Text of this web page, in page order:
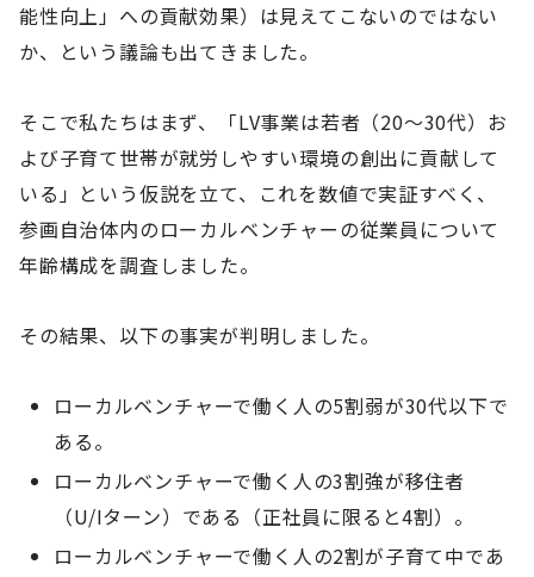
能性向上」への貢献効果）は見えてこないのではない
か、という議論も出てきました。
そこで私たちはまず、「LV事業は若者（20～30代）お
よび子育て世帯が就労しやすい環境の創出に貢献して
いる」という仮説を立て、これを数値で実証すべく、
参画自治体内のローカルベンチャーの従業員について
年齢構成を調査しました。
その結果、以下の事実が判明しました。
ローカルベンチャーで働く人の5割弱が30代以下で
ある。
ローカルベンチャーで働く人の3割強が移住者
（U/Iターン）である（正社員に限ると4割）。
ローカルベンチャーで働く人の2割が子育て中であ